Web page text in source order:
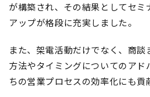
が構築され、その結果としてセミ
アップが格段に充実しました。
また、架電活動だけでなく、商
方法やタイミングについてのアド
ちの営業プロセスの効率化にも貢